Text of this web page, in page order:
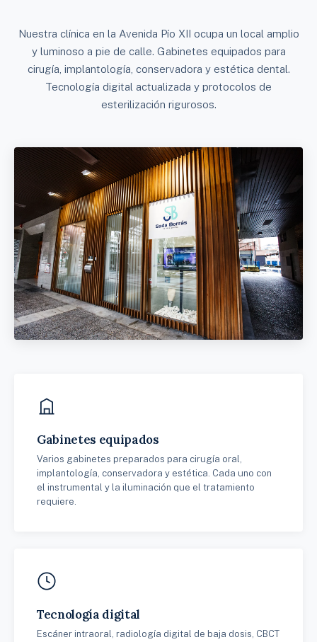
Nuestra clínica en la Avenida Pío XII ocupa un local amplio
y luminoso a pie de calle. Gabinetes equipados para
cirugía, implantología, conservadora y estética dental.
Tecnología digital actualizada y protocolos de
esterilización rigurosos.
Gabinetes equipados
Varios gabinetes preparados para cirugía oral,
implantología, conservadora y estética. Cada uno con
el instrumental y la iluminación que el tratamiento
requiere.
Tecnología digital
Escáner intraoral, radiología digital de baja dosis, CBCT